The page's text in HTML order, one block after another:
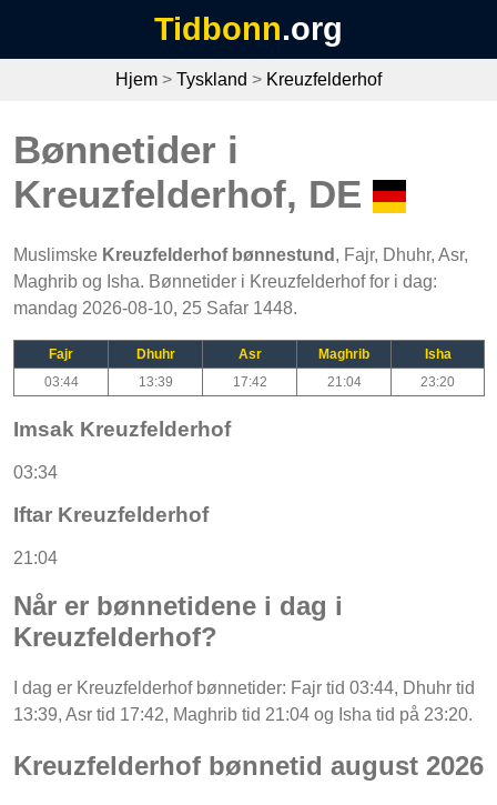
Tidbonn.org
Hjem > Tyskland > Kreuzfelderhof
Bønnetider i
Kreuzfelderhof, DE
Muslimske Kreuzfelderhof bønnestund , Fajr, Dhuhr, Asr,
Maghrib og Isha. Bønnetider i Kreuzfelderhof for i dag:
mandag 2026-08-10, 25 Safar 1448.
Fajr Dhuhr Asr Maghrib
Isha
03:44
13:39 17:42 21:04 23:20
Imsak Kreuzfelderhof
03:34
Iftar Kreuzfelderhof
21:04
Når er bønnetidene i dag i
Kreuzfelderhof?
I dag er Kreuzfelderhof bønnetider: Fajr tid 03:44, Dhuhr tid
13:39, Asr tid 17:42, Maghrib tid 21:04 og Isha tid på 23:20.
Kreuzfelderhof bønnetid august 2026